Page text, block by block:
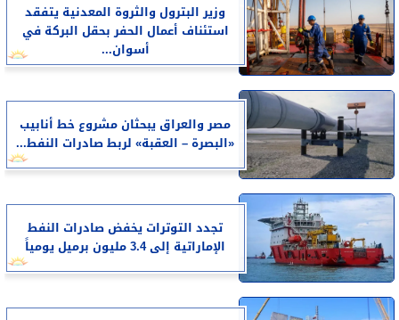
وزير البترول والثروة المعدنية يتفقد
استئناف أعمال الحفر بحقل البركة في
أسوان...
مصر والعراق يبحثان مشروع خط أنابيب
«البصرة – العقبة» لربط صادرات النفط...
تجدد التوترات يخفض صادرات النفط
الإماراتية إلى 3.4 مليون برميل يومياً